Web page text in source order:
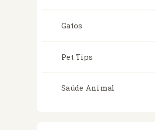
Gatos
Pet Tips
Saúde Animal